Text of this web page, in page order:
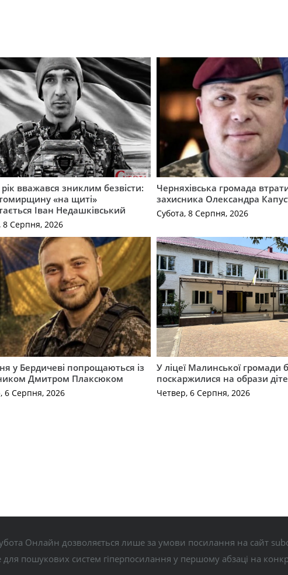
вважався зниклим безвісти:
«на щиті»
Іван Недашківський
8 Серпня, 2026
Черняхівська громада
захисника Олександра
Субота, 8 Серпня, 2026
у Бердичеві попрощаються із
Дмитром Плаксюком
6 Серпня, 2026
У ліцеї Малинської громади
поскаржилися на образи
Четвер, 6 Серпня, 2026
Онлайн дозволяється лише за умови посилання на сайт
пошукових систем гіперпосилання у першому абзаці на